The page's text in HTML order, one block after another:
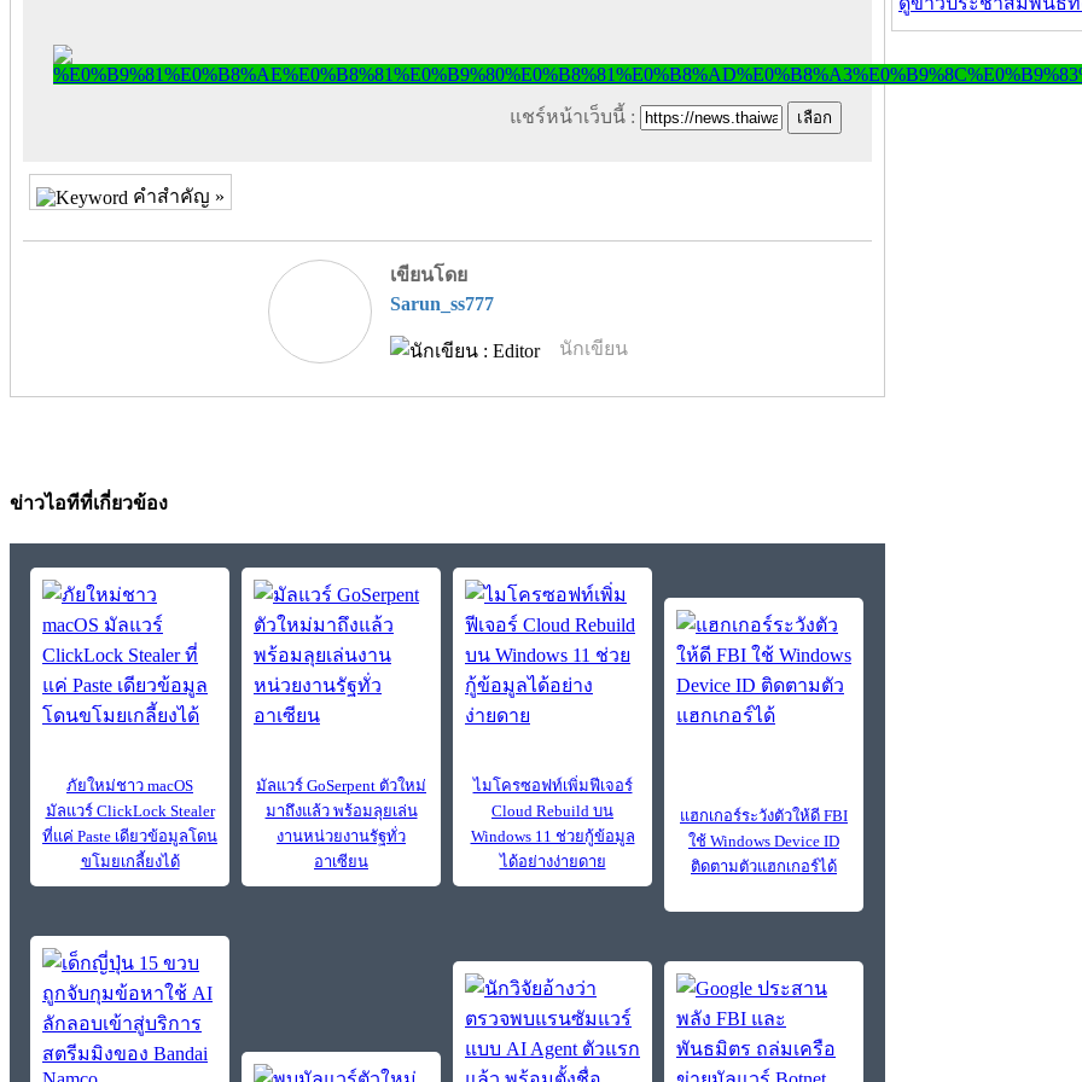
แชร์หน้าเว็บนี้ :
คำสำคัญ »
เขียนโดย
Sarun_ss777
นักเขียน
ข่าวไอทีที่เกี่ยวข้อง
ภัยใหม่ชาว macOS
มัลแวร์ ClickLock Stealer
ที่แค่ Paste เดียวข้อมูลโดน
ขโมยเกลี้ยงได้
มัลแวร์ GoSerpent ตัวใหม่
มาถึงแล้ว พร้อมลุยเล่น
งานหน่วยงานรัฐทั่ว
อาเซียน
ไมโครซอฟท์เพิ่มฟีเจอร์
Cloud Rebuild บน
Windows 11 ช่วยกู้ข้อมูล
ได้อย่างง่ายดาย
แฮกเกอร์ระวังตัวให้ดี FBI
ใช้ Windows Device ID
ติดตามตัวแฮกเกอร์ได้